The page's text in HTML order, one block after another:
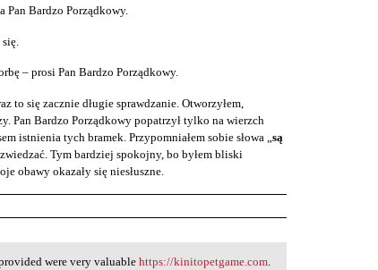
Pan Bardzo Porządkowy.
– prosi Pan Bardzo Porządkowy.
to się zacznie długie sprawdzanie. Otworzyłem,
Pan Bardzo Porządkowy popatrzył tylko na wierzch
istnienia tych bramek. Przypomniałem sobie słowa „ są
Tym bardziej spokojny, bo byłem bliski
obawy okazały się niesłuszne.
were very valuablehttps://kinitopetgame.com.